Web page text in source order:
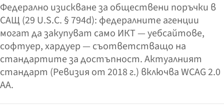
Федерално изискване за обществени поръчки в
САЩ (29 U.S.C. § 794d): федералните агенции
могат да закупуват само ИКТ — уебсайтове,
софтуер, хардуер — съответстващо на
стандартите за достъпност. Актуалният
стандарт (Ревизия от 2018 г.) включва WCAG 2.0
AA.